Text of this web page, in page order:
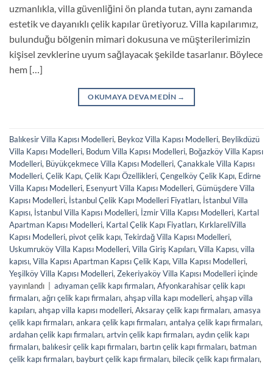
uzmanlıkla, villa güvenliğini ön planda tutan, aynı zamanda
estetik ve dayanıklı çelik kapılar üretiyoruz. Villa kapılarımız,
bulunduğu bölgenin mimari dokusuna ve müşterilerimizin
kişisel zevklerine uyum sağlayacak şekilde tasarlanır. Böylece
hem […]
OKUMAYA DEVAM EDIN →
Balıkesir Villa Kapısı Modelleri, Beykoz Villa Kapısı Modelleri, Beylikdüzü
Villa Kapısı Modelleri, Bodum Villa Kapısı Modelleri, Boğazköy Villa Kapısı
Modelleri, Büyükçekmece Villa Kapısı Modelleri, Çanakkale Villa Kapısı
Modelleri, Çelik Kapı, Çelik Kapı Özellikleri, Çengelköy Çelik Kapı, Edirne
Villa Kapısı Modelleri, Esenyurt Villa Kapısı Modelleri, Gümüşdere Villa
Kapısı Modelleri, İstanbul Çelik Kapı Modelleri Fiyatları, İstanbul Villa
Kapısı, İstanbul Villa Kapısı Modelleri, İzmir Villa Kapısı Modelleri, Kartal
Apartman Kapısı Modelleri, Kartal Çelik Kapı Fiyatları, KırklareliVilla
Kapısı Modelleri, pivot çelik kapı, Tekirdağ Villa Kapısı Modelleri,
Uskumruköy Villa Kapısı Modelleri, Villa Giriş Kapıları, Villa Kapısı, villa
kapısı, Villa Kapısı Apartman Kapısı Çelik Kapı, Villa Kapısı Modelleri,
Yeşilköy Villa Kapısı Modelleri, Zekeriyaköy Villa Kapısı Modelleri içinde
yayınlandı
adıyaman çelik kapı firmaları, Afyonkarahisar çelik kapı
firmaları, ağrı çelik kapı firmaları, ahşap villa kapı modelleri, ahşap villa
kapıları, ahşap villa kapısı modelleri, Aksaray çelik kapı firmaları, amasya
çelik kapı firmaları, ankara çelik kapı firmaları, antalya çelik kapı firmaları,
ardahan çelik kapı firmaları, artvin çelik kapı firmaları, aydın çelik kapı
firmaları, balıkesir çelik kapı firmaları, bartın çelik kapı firmaları, batman
çelik kapı firmaları, bayburt çelik kapı firmaları, bilecik çelik kapı firmaları,